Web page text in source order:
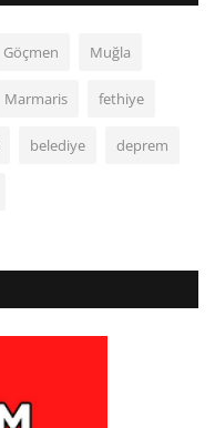
Göçmen Muğla
Marmaris fethiye
belediye deprem